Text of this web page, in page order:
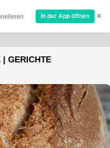
In der App öffnen ×
| GERICHTE